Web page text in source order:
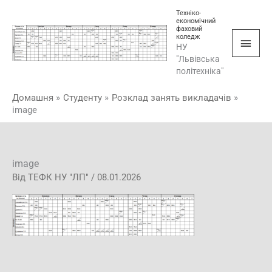
вмісту
Техніко-
економічний
фаховий
коледж
НУ
"Львівська
політехніка"
Домашня Студенту
Розклад занять викладачів
image
image
Від ТЕФК НУ "ЛП" / 08.01.2026